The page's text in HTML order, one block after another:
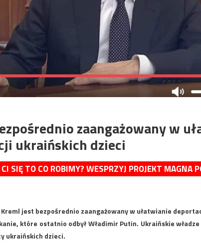
zaangażowany w
ukraińskich dzieci
SIĘ TO CO ROBIMY? WESPRZYJ PROJEKT MAGNA
jest bezpośrednio zaangażowany w ułatwianie
które ostatnio odbył Władimir Putin. Ukraińskie
ukraińskich dzieci.